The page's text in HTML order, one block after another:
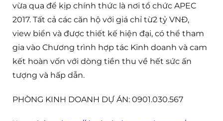
vừa qua để kịp chính thức là nơi tổ chức APEC
2017. Tất cả các căn hộ với giá chỉ từ2 tỷ VNĐ,
view biển và được thiết kế hiện đại, có thể tham
gia vào Chương trình hợp tác Kinh doanh và cam
kết hoàn vốn với dòng tiền thu về hết sức ấn
tượng và hấp dẫn.
PHÒNG KINH DOANH DỰ ÁN: 0901.030.567